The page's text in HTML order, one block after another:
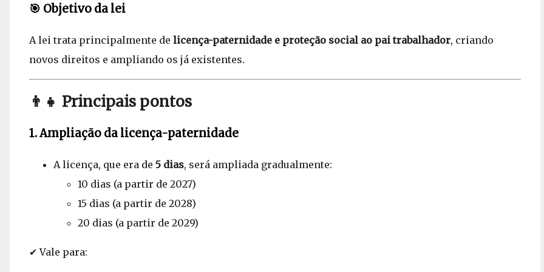
🎯 Objetivo da lei
A lei trata principalmente de licença-paternidade e proteção social ao pai trabalhador, criando
novos direitos e ampliando os já existentes.
👨‍👧 Principais pontos
1. Ampliação da licença-paternidade
A licença, que era de 5 dias, será ampliada gradualmente:
10 dias (a partir de 2027)
15 dias (a partir de 2028)
20 dias (a partir de 2029)
✔ Vale para: